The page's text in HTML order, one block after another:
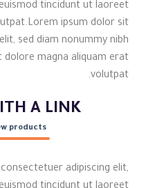
tincidunt ut laoreet
ipsum dolor sit
sed diam nonummy nibh
magna aliquam erat
volutpat.
A LINK
products
adipiscing elit,